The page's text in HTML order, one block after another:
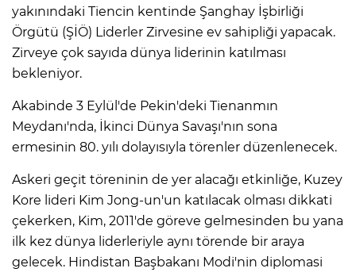
yakınındaki Tiencin kentinde Şanghay İşbirliği
Örgütü (ŞİÖ) Liderler Zirvesine ev sahipliği yapacak.
Zirveye çok sayıda dünya liderinin katılması
bekleniyor.
Akabinde 3 Eylül'de Pekin'deki Tienanmın
Meydanı'nda, İkinci Dünya Savaşı'nın sona
ermesinin 80. yılı dolayısıyla törenler düzenlenecek.
Askeri geçit töreninin de yer alacağı etkinliğe, Kuzey
Kore lideri Kim Jong-un'un katılacak olması dikkati
çekerken, Kim, 2011'de göreve gelmesinden bu yana
ilk kez dünya liderleriyle aynı törende bir araya
gelecek. Hindistan Başbakanı Modi'nin diplomasi